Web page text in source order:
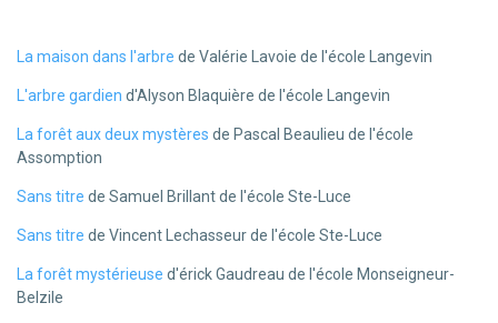
La maison dans l'arbre de Valérie Lavoie de l'école Langevin
L'arbre gardien d'Alyson Blaquière de l'école Langevin
La forêt aux deux mystères de Pascal Beaulieu de l'école
Assomption
Sans titre de Samuel Brillant de l'école Ste-Luce
Sans titre de Vincent Lechasseur de l'école Ste-Luce
La forêt mystérieuse d'érick Gaudreau de l'école Monseigneur-
Belzile